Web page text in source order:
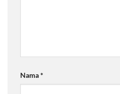
Nama*